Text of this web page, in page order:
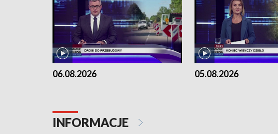
06.08.2026 05.08.2026
INFORMACJE